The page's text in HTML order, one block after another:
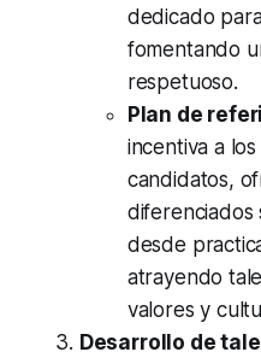
dedicado
fomentando
respetuoso.
Plan de
incentiva a
candidatos,
diferenciados
desde
atrayendo
valores y
Desarrollo de